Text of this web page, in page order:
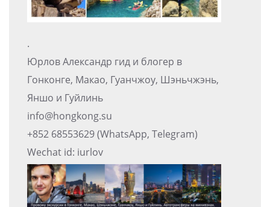
.
Юрлов Александр гид и блогер в
Гонконге, Макао, Гуанчжоу, Шэньчжэнь,
Яншо и Гуйлинь
info@hongkong.su
+852 68553629 (WhatsApp, Telegram)
Wechat id: iurlov